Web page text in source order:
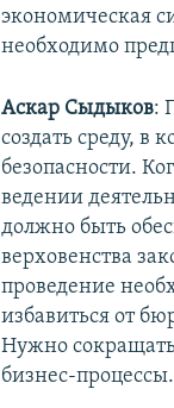
экономическая
необходимо
Аскар Сыдыков:
создать среду, в
безопасности.
ведении
должно быть
верховенства
проведение
избавиться от
Нужно
бизнес-процессы.